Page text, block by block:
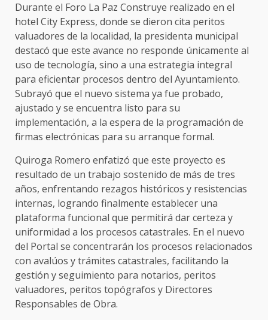
Durante el Foro La Paz Construye realizado en el
hotel City Express, donde se dieron cita peritos
valuadores de la localidad, la presidenta municipal
destacó que este avance no responde únicamente al
uso de tecnología, sino a una estrategia integral
para eficientar procesos dentro del Ayuntamiento.
Subrayó que el nuevo sistema ya fue probado,
ajustado y se encuentra listo para su
implementación, a la espera de la programación de
firmas electrónicas para su arranque formal.
Quiroga Romero enfatizó que este proyecto es
resultado de un trabajo sostenido de más de tres
años, enfrentando rezagos históricos y resistencias
internas, logrando finalmente establecer una
plataforma funcional que permitirá dar certeza y
uniformidad a los procesos catastrales. En el nuevo
del Portal se concentrarán los procesos relacionados
con avalúos y trámites catastrales, facilitando la
gestión y seguimiento para notarios, peritos
valuadores, peritos topógrafos y Directores
Responsables de Obra.